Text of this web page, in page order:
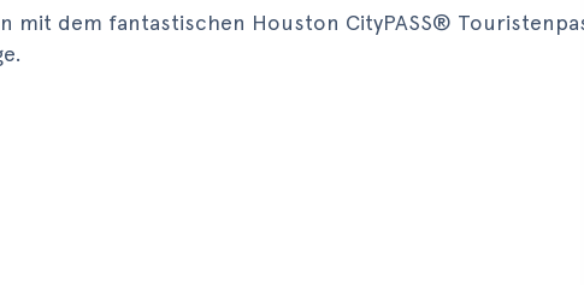
mit dem fantastischen Houston CityPASS®